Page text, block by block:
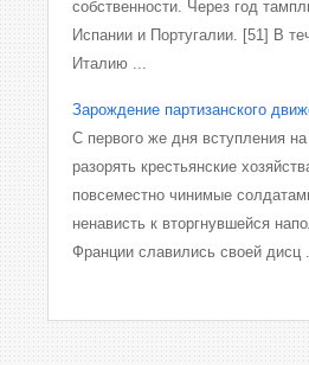
собственности. Через год
Испании и Португалии. [51] В
Италию ...
Зарождение партизанского
С первого же дня вступления
разорять крестьянские
повсеместно чинимые
ненависть к вторгнувшейся
Франции славились своей дисц